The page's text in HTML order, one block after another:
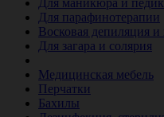
Для маникюра и
Для парафинотерапии
Восковая депиляция
Для загара и солярия
Медицинская мебель
Перчатки
Бахилы